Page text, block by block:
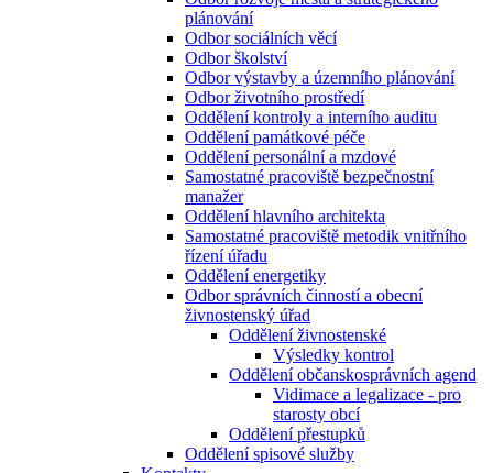
plánování
Odbor sociálních věcí
Odbor školství
Odbor výstavby a územního plánování
Odbor životního prostředí
Oddělení kontroly a interního auditu
Oddělení památkové péče
Oddělení personální a mzdové
Samostatné pracoviště bezpečnostní
manažer
Oddělení hlavního architekta
Samostatné pracoviště metodik vnitřního
řízení úřadu
Oddělení energetiky
Odbor správních činností a obecní
živnostenský úřad
Oddělení živnostenské
Výsledky kontrol
Oddělení občanskosprávních agend
Vidimace a legalizace - pro
starosty obcí
Oddělení přestupků
Oddělení spisové služby